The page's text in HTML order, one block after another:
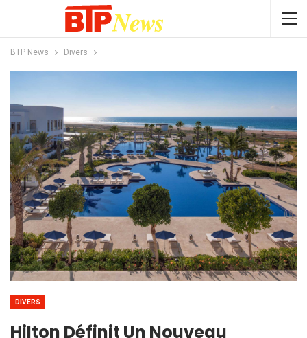
BTP News Divers
DIVERS
Hilton Définit Un Nouveau